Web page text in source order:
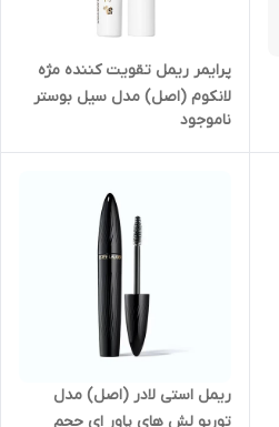
پرایمر ریمل تقویت کننده مژه
لانکوم (اصل) مدل سیل بوستر
Booster Xl Enhancing Lash
ناموجود
ریمل استی لادر (اصل) مدل
توربو لش های پاور ای حجم